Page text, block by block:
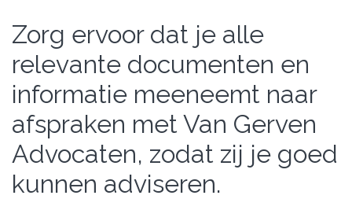
Zorg ervoor dat je alle
relevante documenten en
informatie meeneemt naar
afspraken met Van Gerven
Advocaten, zodat zij je goed
kunnen adviseren.